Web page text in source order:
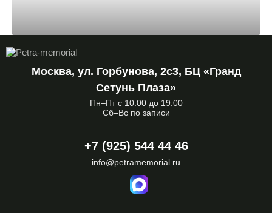
Москва, ул. Горбунова, 2с3, БЦ «Гранд
Сетунь Плаза»
Пн–Пт с 10:00 до 19:00
Сб–Вс по записи
+7 (925) 544 44 46
info@petramemorial.ru